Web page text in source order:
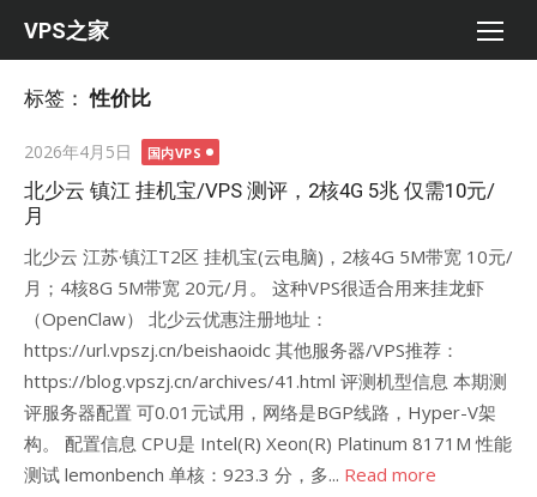
VPS之家
标签：性价比
Posted
on
2026年4月5日 国内VPS
北少云 镇江 挂机宝/VPS 测评，2核4G 5兆 仅需10元/
月
北少云 江苏·镇江T2区 挂机宝(云电脑)，2核4G 5M带宽 10元/
月；4核8G 5M带宽 20元/月。 这种VPS很适合用来挂龙虾
（OpenClaw） 北少云优惠注册地址：
https://url.vpszj.cn/beishaoidc 其他服务器/VPS推荐：
https://blog.vpszj.cn/archives/41.html 评测机型信息 本期测
评服务器配置 可0.01元试用，网络是BGP线路，Hyper-V架
构。 配置信息 CPU是 Intel(R) Xeon(R) Platinum 8171M 性能
测试 lemonbench 单核：923.3 分，多... Read more